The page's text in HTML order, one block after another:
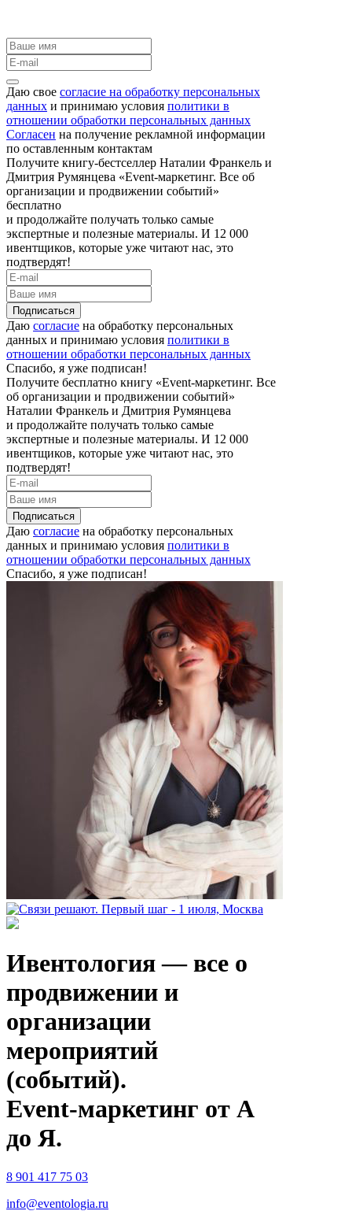
Даю свое согласие на обработку персональных
данных и принимаю условия политики в
отношении обработки персональных данных
Согласен на получение рекламной информации
по оставленным контактам
Получите книгу-бестселлер Наталии Франкель и
Дмитрия Румянцева «Event-маркетинг. Все об
организации и продвижении событий»
бесплатно
и продолжайте получать только самые
экспертные и полезные материалы. И 12 000
ивентщиков, которые уже читают нас, это
подтвердят!
Подписаться
Даю согласие на обработку персональных
данных и принимаю условия политики в
отношении обработки персональных данных
Спасибо, я уже подписан!
Получите бесплатно книгу «Event-маркетинг. Все
об организации и продвижении событий»
Наталии Франкель и Дмитрия Румянцева
и продолжайте получать только самые
экспертные и полезные материалы. И 12 000
ивентщиков, которые уже читают нас, это
подтвердят!
Подписаться
Даю согласие на обработку персональных
данных и принимаю условия политики в
отношении обработки персональных данных
Спасибо, я уже подписан!
Ивентология — все о
продвижении и
организации
мероприятий
(событий).
Event-маркетинг от А
до Я.
8 901 417 75 03
info@eventologia.ru